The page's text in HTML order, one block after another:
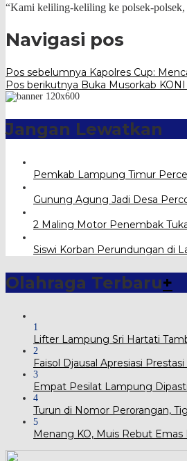
“Kami keliling-keliling ke polsek-polsek,
Navigasi pos
Pos sebelumnya Kapolres Cup:
Pos berikutnya Buka Musorkab
Jangan Lewatkan
Pemkab Lampung Timur
Gunung Agung Jadi Desa
2 Maling Motor Penembak
Siswi Korban Perundungan di
Olahraga Terbaru+
1
Lifter Lampung Sri Hartati
2
Faisol Djausal Apresiasi
3
Empat Pesilat Lampung
4
Turun di Nomor Perorangan,
5
Menang KO, Muis Rebut